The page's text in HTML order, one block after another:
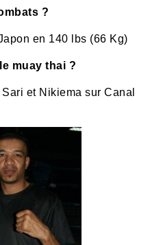
?
en 140 lbs (66 Kg)
muay thai ?
et Nikiema sur Canal